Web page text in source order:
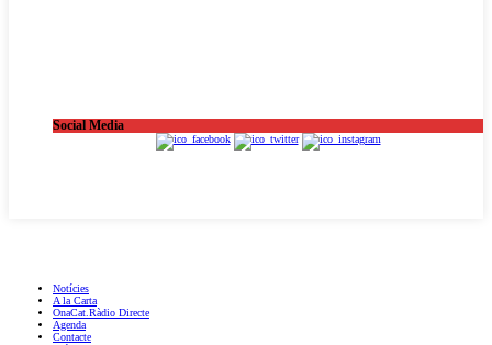
Social Media
Notícies
A la Carta
OnaCat.Ràdio Directe
Agenda
Contacte